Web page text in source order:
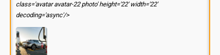
class='avatar avatar-22 photo' height='22' width='22'
decoding='async'/>